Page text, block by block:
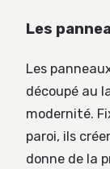
Les
Les
découpé au
modernité.
paroi, ils
donne de la